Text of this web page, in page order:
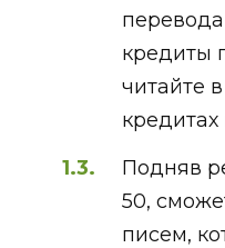
кредиты
читайте
Подняв
50,
писем,